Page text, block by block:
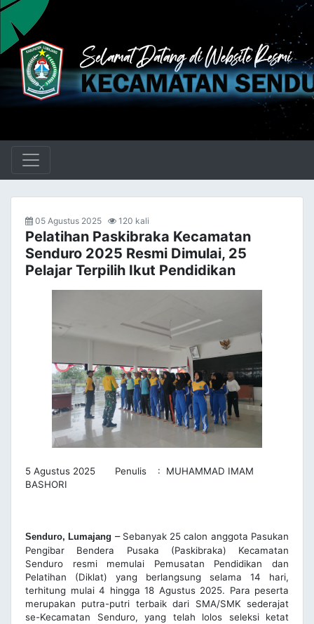
05 Agustus 2025 120 kali
Pelatihan Paskibraka Kecamatan
Senduro 2025 Resmi Dimulai, 25
Pelajar Terpilih Ikut Pendidikan
5 Agustus 2025 Penulis : MUHAMMAD IMAM
BASHORI
Senduro, Lumajang – Sebanyak 25 calon anggota Pasukan
Pengibar Bendera Pusaka (Paskibraka) Kecamatan
Senduro resmi memulai Pemusatan Pendidikan dan
Pelatihan (Diklat) yang berlangsung selama 14 hari,
terhitung mulai 4 hingga 18 Agustus 2025. Para peserta
merupakan putra-putri terbaik dari SMA/SMK sederajat
se-Kecamatan Senduro, yang telah lolos seleksi ketat